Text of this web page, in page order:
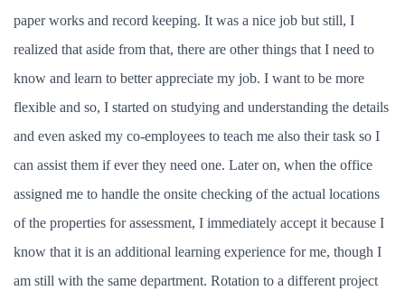
paper works and record keeping. It was a nice job but still, I
realized that aside from that, there are other things that I need to
know and learn to better appreciate my job. I want to be more
flexible and so, I started on studying and understanding the details
and even asked my co-employees to teach me also their task so I
can assist them if ever they need one. Later on, when the office
assigned me to handle the onsite checking of the actual locations
of the properties for assessment, I immediately accept it because I
know that it is an additional learning experience for me, though I
am still with the same department. Rotation to a different project